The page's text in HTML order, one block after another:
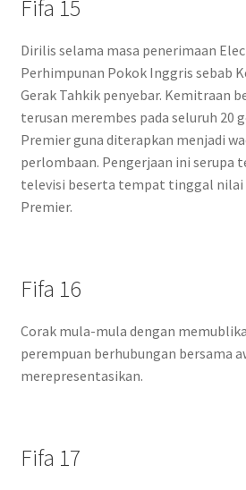
Fifa 15
Dirilis selama masa penerimaan
Perhimpunan Pokok Inggris sebab
Gerak Tahkik penyebar. Kemitraan
terusan merembes pada seluruh 20
Premier guna diterapkan menjadi
perlombaan. Pengerjaan ini serupa
televisi beserta tempat tinggal
Premier.
Fifa 16
Corak mula-mula dengan
perempuan berhubungan bersama
merepresentasikan.
Fifa 17